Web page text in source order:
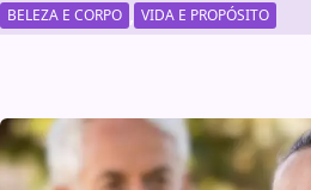
BELEZA E CORPO , VIDA E PROPÓSITO